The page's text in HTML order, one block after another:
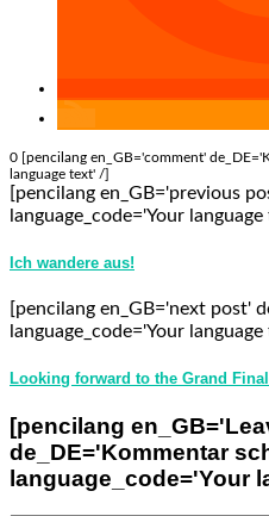
0 [pencilang en_GB='comment'
language text' /]
[pencilang en_GB='previous
language_code='Your
Ich wandere aus!
[pencilang en_GB='next post'
language_code='Your
Looking forward to the Grand
[pencilang
de_DE='Kommentar
language_code='Your